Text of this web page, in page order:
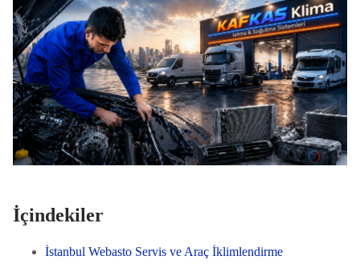
İçindekiler
İstanbul Webasto Servis ve Araç İklimlendirme